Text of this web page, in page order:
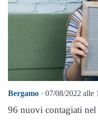
Bergamo · 07/08/2022 alle
96 nuovi contagiati nel